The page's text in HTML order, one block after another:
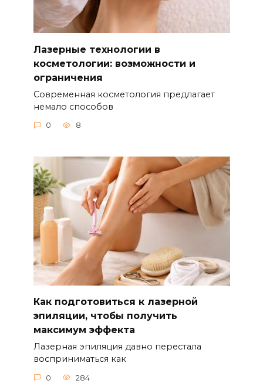
Лазерные технологии в
косметологии: возможности и
ограничения
Современная косметология предлагает
немало способов
0 8
Как подготовиться к лазерной
эпиляции, чтобы получить
максимум эффекта
Лазерная эпиляция давно перестала
восприниматься как
0 284